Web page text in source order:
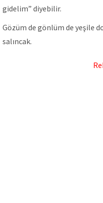
gidelim” diyebilir.
Gözüm de gönlüm de yeşile
salıncak.